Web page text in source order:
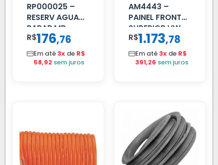
RP000025 –
RESERV AGUA
PARAB MB
ACCELO
C/TAMPA
R$176,76
Em até3x de R$
58,92 sem juros
AM4443 –
PAINEL FRONTAL
SUPERIOR VW
DELIVERY
R$1.173,78
Em até3x de R$
391,26 sem juros